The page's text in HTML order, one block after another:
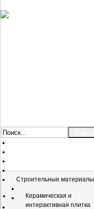
Строительные материалы
Керамическая и
интерактивная плитка